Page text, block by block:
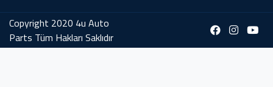
Copyright 2020 4u Auto
Parts Tüm Hakları Saklıdır